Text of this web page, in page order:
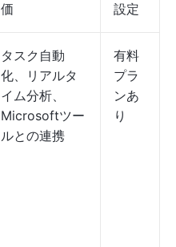
価
設定
タスク自動
化、リアルタ
イム分析、
Microsoftツー
ルとの連携
有料
プラ
ンあ
り